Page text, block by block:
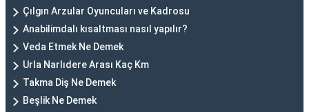
Çılgın Arzular Oyuncuları ve Kadrosu
Anabilimdalı kısaltması nasıl yapılır?
Veda Etmek Ne Demek
Urla Narlıdere Arası Kaç Km
Takma Diş Ne Demek
Beşlik Ne Demek